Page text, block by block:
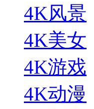
4K风景
4K美女
4K游戏
4K动漫